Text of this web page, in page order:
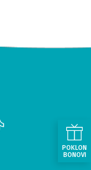
POKLON
BONOVI